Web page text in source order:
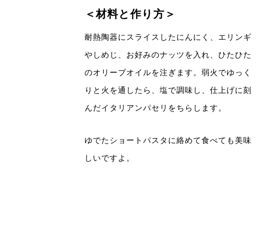
＜材料と作り方＞
耐熱陶器にスライスしたにんにく、エリンギ
やしめじ、お好みのナッツを入れ、ひたひた
のオリーブオイルを注ぎます。弱火でゆっく
りと火を通したら、塩で調味し、仕上げに刻
んだイタリアンパセリをちらします。
ゆでたショートパスタに絡めて食べても美味
しいですよ。